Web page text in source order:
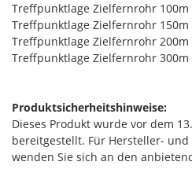
Treffpunktlage Zielfernrohr 100m
Treffpunktlage Zielfernrohr 150m
Treffpunktlage Zielfernrohr 200m
Treffpunktlage Zielfernrohr 300m
Produktsicherheitshinweise:
Dieses Produkt wurde vor dem
bereitgestellt. Für Hersteller-
wenden Sie sich an den